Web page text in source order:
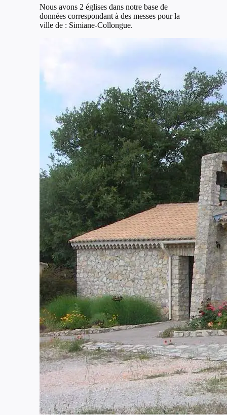
Nous avons 2 églises dans notre base de
données correspondant à des messes pour la
ville de : Simiane-Collongue.